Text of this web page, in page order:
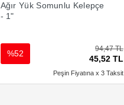
Ağır Yük Somunlu Kelepçe
- 1"
94,47 TL
45,52 TL
%52
Peşin Fiyatına x 3 Taksit